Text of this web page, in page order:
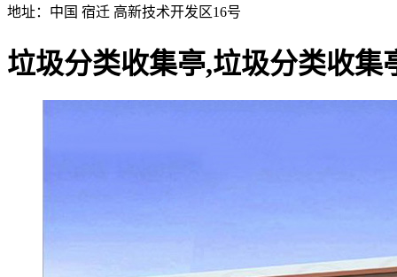
地址：中国 宿迁 高新技术开发区16号
垃圾分类收集亭,垃圾分类收集